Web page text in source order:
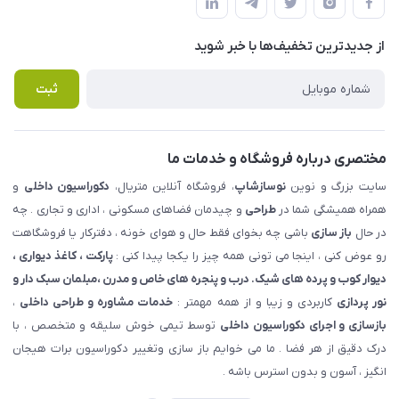
لیست محصولات
درباره ما
حریم خصوصی
راهنما
پرسش های متداول
از جدید‌ترین تخفیف‌ها با‌ خبر شوید
ثبت
مختصری درباره فروشگاه و خدمات ما
سایت بزرگ و نویننوسازشاپ، فروشگاه آنلاین متریال، دکوراسیون داخلی و
همراه همیشگی شما درطراحی و چیدمان فضاهای مسکونی ، اداری و تجاری . چه
در حال باز سازی باشی چه بخوای فقط حال و هوای خونه ، دفترکار یا فروشگاهت
رو عوض کنی ، اینجا می تونی همه چیز را یکجا پیدا کنی :پارکت ، کاغذ دیواری ،
دیوار کوب و پرده های شیک. درب و پنجره های خاص و مدرن ،مبلمان سبک دار و
نور پردازی کاربردی و زیبا و از همه مهمتر : خدمات مشاوره و طراحی داخلی ،
بازسازی و اجرای دکوراسیون داخلی توسط تیمی خوش سلیقه و متخصص ، با
درک دقیق از هر فضا . ما می خوایم باز سازی وتغییر دکوراسیون برات هیجان
انگیز ، آسون و بدون استرس باشه .